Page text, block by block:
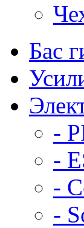
Бас
-
-
-
-